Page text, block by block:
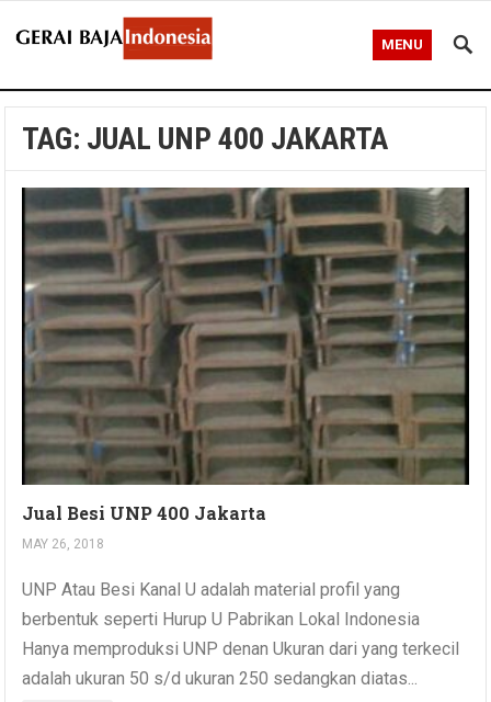
MENU
TAG: JUAL UNP 400 JAKARTA
Jual Besi UNP 400 Jakarta
MAY 26, 2018
UNP Atau Besi Kanal U adalah material profil yang
berbentuk seperti Hurup U Pabrikan Lokal Indonesia
Hanya memproduksi UNP denan Ukuran dari yang terkecil
adalah ukuran 50 s/d ukuran 250 sedangkan diatas...